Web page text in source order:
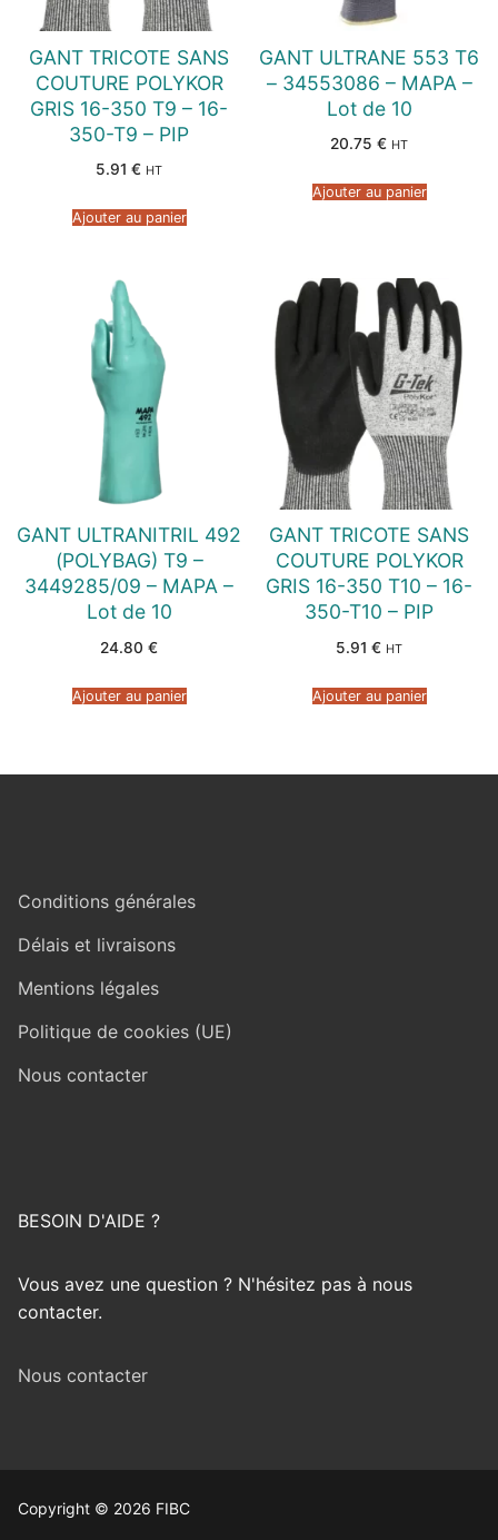
GANT TRICOTE SANS
COUTURE POLYKOR
GRIS 16-350 T9 – 16-
350-T9 – PIP
5.91 € HT
Ajouter au panier
GANT ULTRANE 553 T6
– 34553086 – MAPA –
Lot de 10
20.75 € HT
Ajouter au panier
GANT ULTRANITRIL 492
(POLYBAG) T9 –
3449285/09 – MAPA –
Lot de 10
24.80 €
Ajouter au panier
GANT TRICOTE SANS
COUTURE POLYKOR
GRIS 16-350 T10 – 16-
350-T10 – PIP
5.91 € HT
Ajouter au panier
Conditions générales
Délais et livraisons
Mentions légales
Politique de cookies (UE)
Nous contacter
BESOIN D'AIDE ?
Vous avez une question ? N'hésitez pas à nous
contacter.
Nous contacter
Copyright © 2026 FIBC